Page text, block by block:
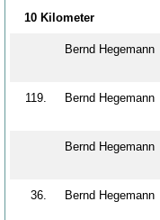
10 Kilometer
Bernd Hegemann
119. Bernd Hegemann
Bernd Hegemann
36. Bernd Hegemann